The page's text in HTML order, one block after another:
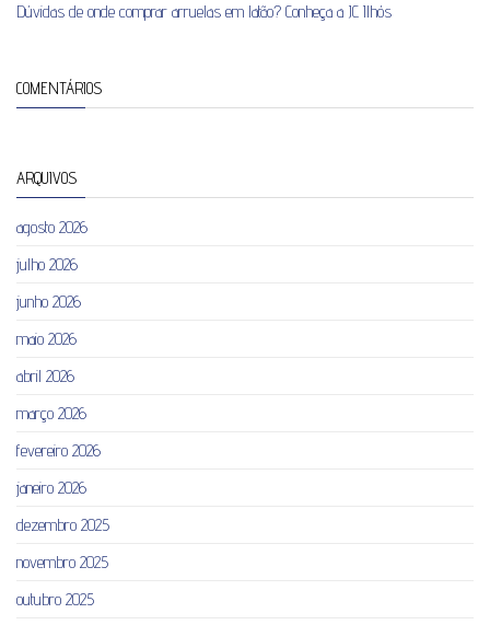
Dúvidas de onde comprar arruelas em latão? Conheça a JC Ilhós
COMENTÁRIOS
ARQUIVOS
agosto 2026
julho 2026
junho 2026
maio 2026
abril 2026
março 2026
fevereiro 2026
janeiro 2026
dezembro 2025
novembro 2025
outubro 2025